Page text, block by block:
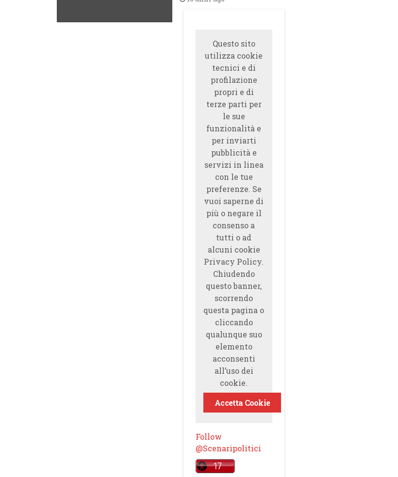
Questo sito
utilizza cookie
tecnici e di
profilazione
propri e di
terze parti per
le sue
funzionalità e
per inviarti
pubblicità e
servizi in linea
con le tue
preferenze. Se
vuoi saperne di
più o negare il
consenso a
tutti o ad
alcuni cookie
Privacy Policy.
Chiudendo
questo banner,
scorrendo
questa pagina o
cliccando
qualunque suo
elemento
acconsenti
all’uso dei
cookie.
Accetta Cookie
Follow
@Scenaripolitici